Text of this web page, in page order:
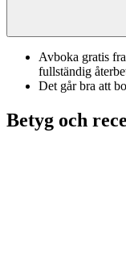
Avboka gratis
fullständig
Det går bra att
Betyg och